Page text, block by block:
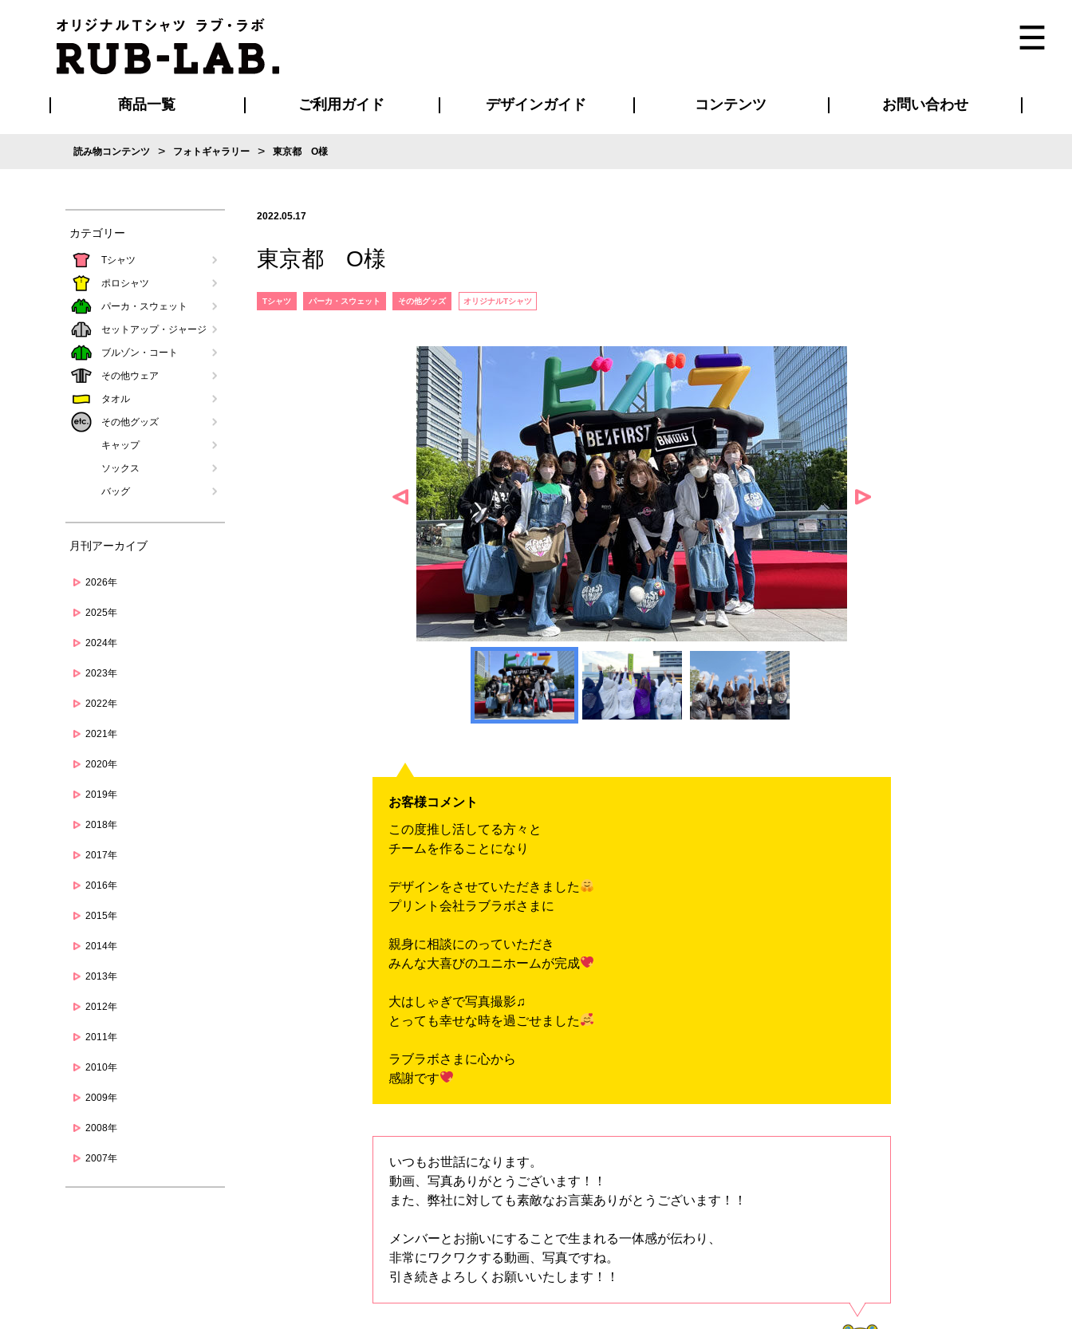
商品一覧 ご利用ガイド
ご利用ガイド
はじめての方へ
再注文の方へ
お支払い方法について
割引まとめページ
発送・特急サービスについて
版の保管期限について
よくある質問
デザインガイド コンテンツ お問い合わせ
読み物コンテンツ > フォトギャラリー > 東京都 O様
カテゴリー
Tシャツ
ポロシャツ
パーカ・スウェット
セットアップ・ジャージ
ブルゾン・コート
その他ウェア
タオル
その他グッズ
キャップ
ソックス
バッグ
月刊アーカイブ
2026年
2025年
2024年
2023年
2022年
2021年
2020年
2019年
2018年
2017年
2016年
2015年
2014年
2013年
2012年
2011年
2010年
2009年
2008年
2007年
2022.05.17
東京都 O様
Tシャツ パーカ・スウェット その他グッズ オリジナルTシャツ
お客様コメント
この度推し活してる方々と
チームを作ることになり
デザインをさせていただきました
プリント会社ラブラボさまに
親身に相談にのっていただき
みんな大喜びのユニホームが完成
大はしゃぎで写真撮影♫
とっても幸せな時を過ごせました
ラブラボさまに心から
感謝です
いつもお世話になります。
動画、写真ありがとうございます！！
また、弊社に対しても素敵なお言葉ありがとうございます！！
メンバーとお揃いにすることで生まれる一体感が伝わり、
非常にワクワクする動画、写真ですね。
引き続きよろしくお願いいたします！！